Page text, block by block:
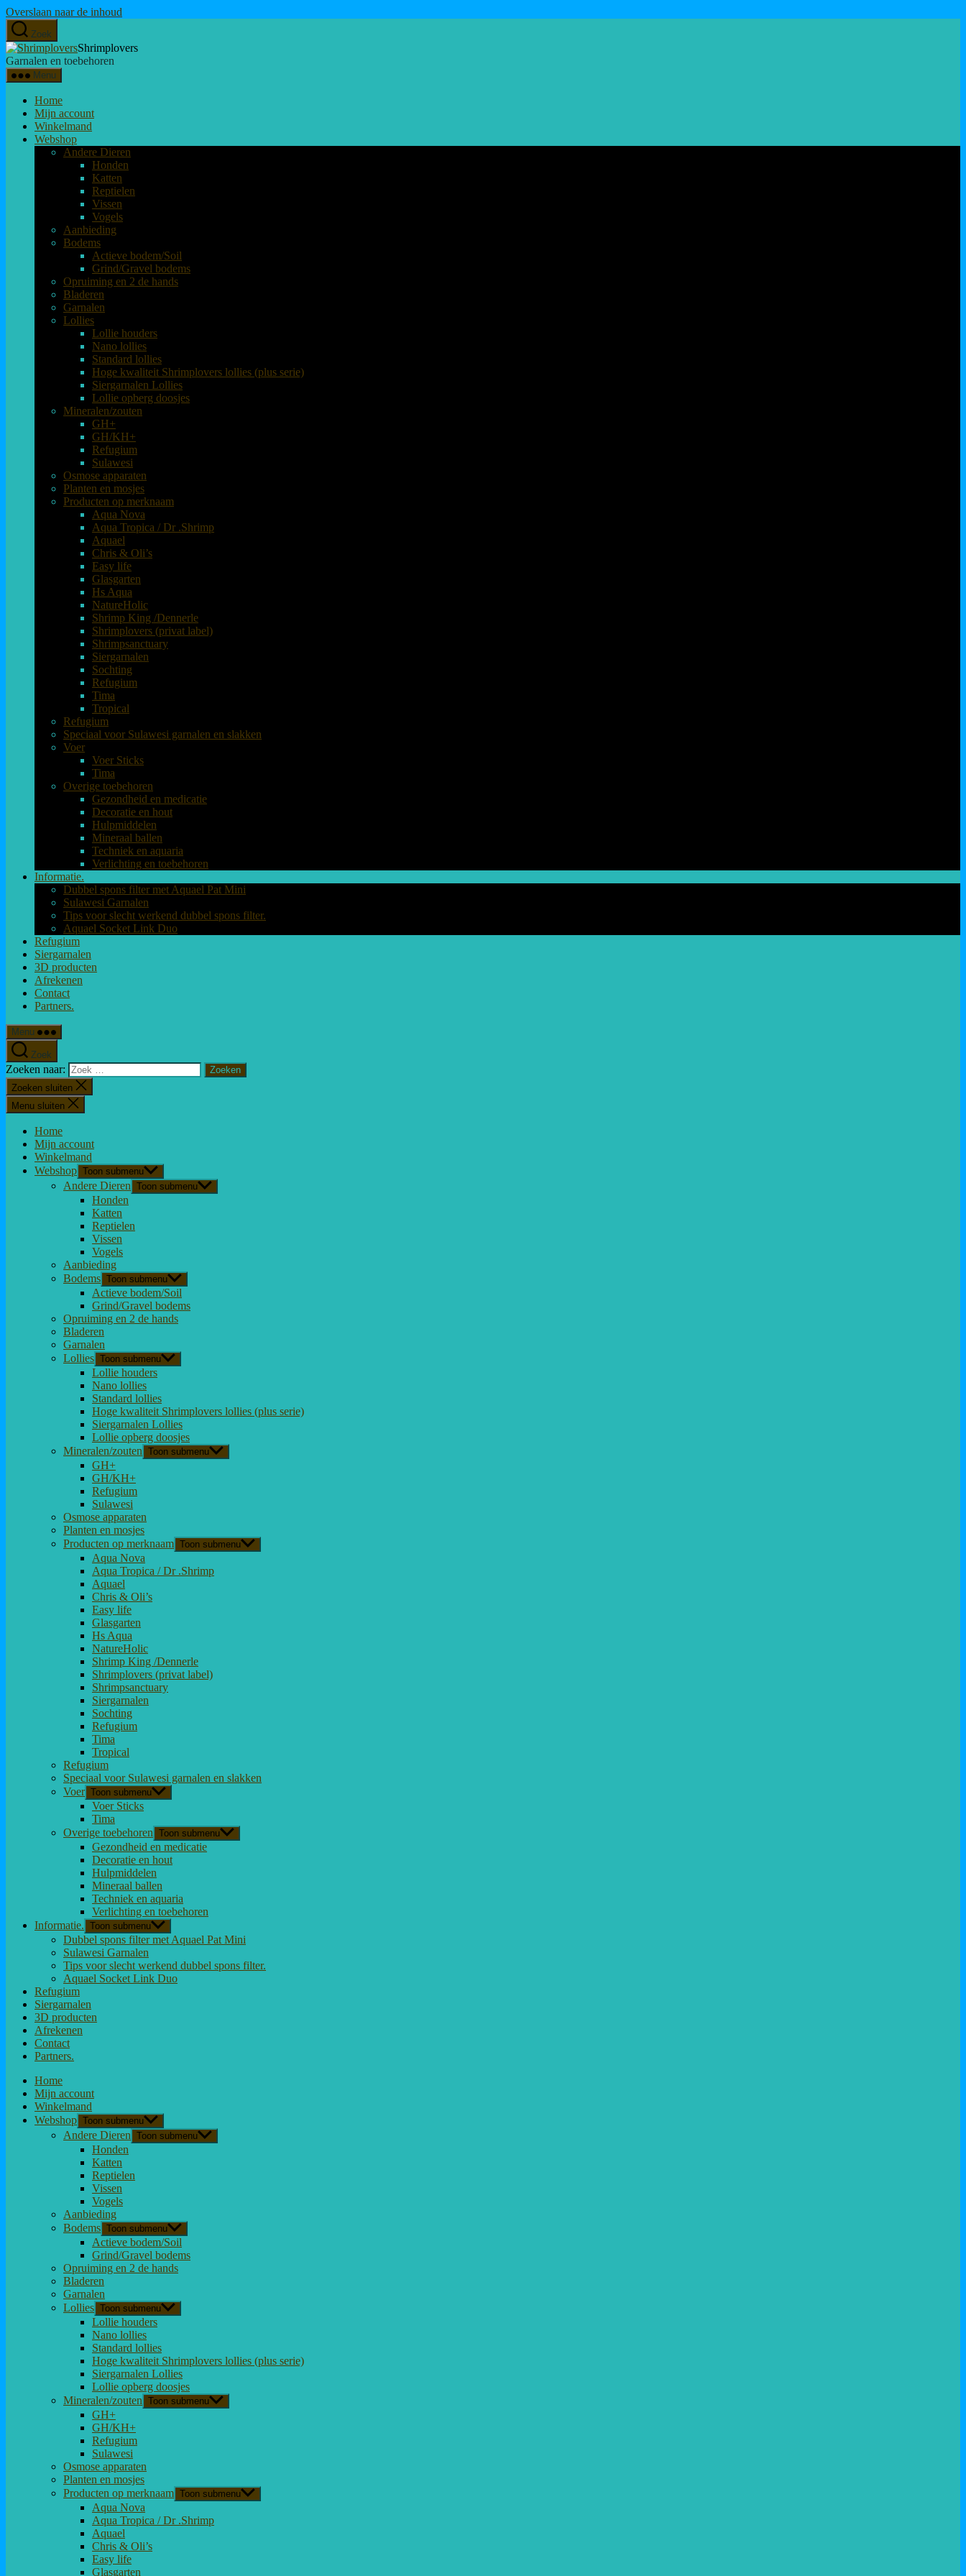
Overslaan naar de inhoud
Zoek
Shrimplovers
Garnalen en toebehoren
Menu
Home
Mijn account
Winkelmand
Webshop
Andere Dieren
Honden
Katten
Reptielen
Vissen
Vogels
Aanbieding
Bodems
Actieve bodem/Soil
Grind/Gravel bodems
Opruiming en 2 de hands
Bladeren
Garnalen
Lollies
Lollie houders
Nano lollies
Standard lollies
Hoge kwaliteit Shrimplovers lollies (plus serie)
Siergarnalen Lollies
Lollie opberg doosjes
Mineralen/zouten
GH+
GH/KH+
Refugium
Sulawesi
Osmose apparaten
Planten en mosjes
Producten op merknaam
Aqua Nova
Aqua Tropica / Dr .Shrimp
Aquael
Chris & Oli’s
Easy life
Glasgarten
Hs Aqua
NatureHolic
Shrimp King /Dennerle
Shrimplovers (privat label)
Shrimpsanctuary
Siergarnalen
Sochting
Refugium
Tima
Tropical
Refugium
Speciaal voor Sulawesi garnalen en slakken
Voer
Voer Sticks
Tima
Overige toebehoren
Gezondheid en medicatie
Decoratie en hout
Hulpmiddelen
Mineraal ballen
Techniek en aquaria
Verlichting en toebehoren
Informatie.
Dubbel spons filter met Aquael Pat Mini
Sulawesi Garnalen
Tips voor slecht werkend dubbel spons filter.
Aquael Socket Link Duo
Refugium
Siergarnalen
3D producten
Afrekenen
Contact
Partners.
Menu
Zoek
Zoeken naar:
Zoeken sluiten
Menu sluiten
Home
Mijn account
Winkelmand
Webshop Toon submenu
Andere Dieren Toon submenu
Honden
Katten
Reptielen
Vissen
Vogels
Aanbieding
Bodems Toon submenu
Actieve bodem/Soil
Grind/Gravel bodems
Opruiming en 2 de hands
Bladeren
Garnalen
Lollies Toon submenu
Lollie houders
Nano lollies
Standard lollies
Hoge kwaliteit Shrimplovers lollies (plus serie)
Siergarnalen Lollies
Lollie opberg doosjes
Mineralen/zouten Toon submenu
GH+
GH/KH+
Refugium
Sulawesi
Osmose apparaten
Planten en mosjes
Producten op merknaam Toon submenu
Aqua Nova
Aqua Tropica / Dr .Shrimp
Aquael
Chris & Oli’s
Easy life
Glasgarten
Hs Aqua
NatureHolic
Shrimp King /Dennerle
Shrimplovers (privat label)
Shrimpsanctuary
Siergarnalen
Sochting
Refugium
Tima
Tropical
Refugium
Speciaal voor Sulawesi garnalen en slakken
Voer Toon submenu
Voer Sticks
Tima
Overige toebehoren Toon submenu
Gezondheid en medicatie
Decoratie en hout
Hulpmiddelen
Mineraal ballen
Techniek en aquaria
Verlichting en toebehoren
Informatie. Toon submenu
Dubbel spons filter met Aquael Pat Mini
Sulawesi Garnalen
Tips voor slecht werkend dubbel spons filter.
Aquael Socket Link Duo
Refugium
Siergarnalen
3D producten
Afrekenen
Contact
Partners.
Home
Mijn account
Winkelmand
Webshop Toon submenu
Andere Dieren Toon submenu
Honden
Katten
Reptielen
Vissen
Vogels
Aanbieding
Bodems Toon submenu
Actieve bodem/Soil
Grind/Gravel bodems
Opruiming en 2 de hands
Bladeren
Garnalen
Lollies Toon submenu
Lollie houders
Nano lollies
Standard lollies
Hoge kwaliteit Shrimplovers lollies (plus serie)
Siergarnalen Lollies
Lollie opberg doosjes
Mineralen/zouten Toon submenu
GH+
GH/KH+
Refugium
Sulawesi
Osmose apparaten
Planten en mosjes
Producten op merknaam Toon submenu
Aqua Nova
Aqua Tropica / Dr .Shrimp
Aquael
Chris & Oli’s
Easy life
Glasgarten